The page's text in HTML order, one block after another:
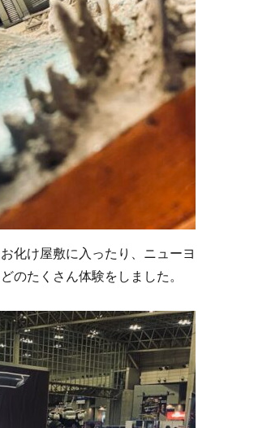
化け屋敷に入ったり、ニューヨ
のたくさん体験をしました。